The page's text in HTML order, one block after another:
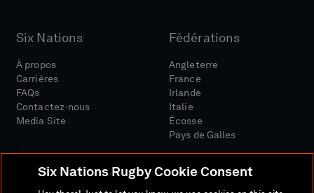
Six Nations
À propos
Carrières
FAQs
Contactez-nous
Media Site
Fédérations
Angleterre
France
Irlande
Italie
Écosse
Pays de Galles
Six Nations Rugby Cookie Consent